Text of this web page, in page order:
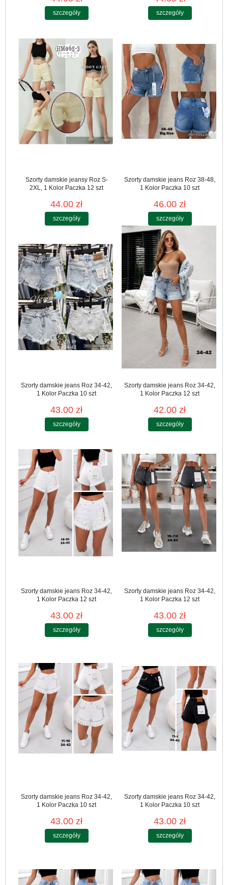
szczegóły szczegóły
Szorty damskie jeansy Roz S-
2XL, 1 Kolor Paczka 12 szt
44.00 zł
szczegóły
Szorty damskie jeans Roz 38-48,
1 Kolor Paczka 10 szt
46.00 zł
szczegóły
Szorty damskie jeans Roz 34-42,
1 Kolor Paczka 10 szt
43.00 zł
szczegóły
Szorty damskie jeans Roz 34-42,
1 Kolor Paczka 12 szt
42.00 zł
szczegóły
Szorty damskie jeans Roz 34-42,
1 Kolor Paczka 12 szt
43.00 zł
szczegóły
Szorty damskie jeans Roz 34-42,
1 Kolor Paczka 12 szt
43.00 zł
szczegóły
Szorty damskie jeans Roz 34-42,
1 Kolor Paczka 10 szt
43.00 zł
szczegóły
Szorty damskie jeans Roz 34-42,
1 Kolor Paczka 10 szt
43.00 zł
szczegóły